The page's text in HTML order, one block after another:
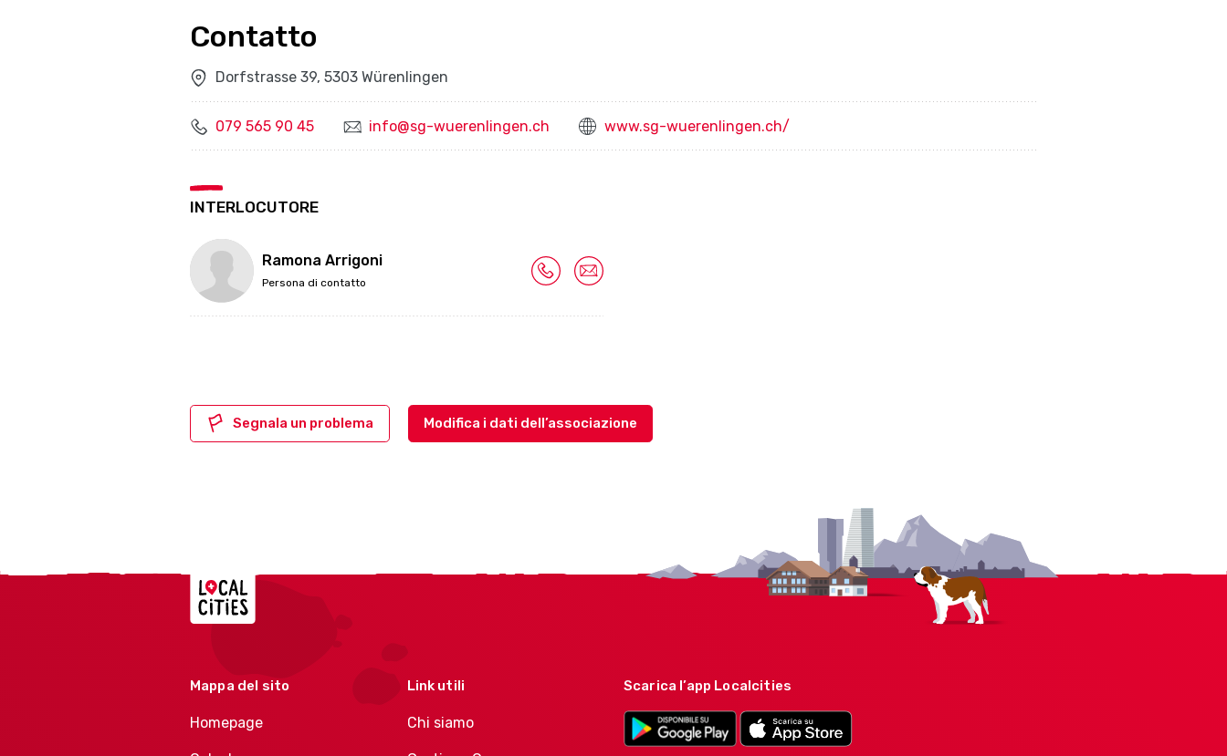
Contatto
Dorfstrasse 39, 5303 Würenlingen
079 565 90 45 info@sg-wuerenlingen.ch www.sg-wuerenlingen.ch/
INTERLOCUTORE
Ramona Arrigoni
Persona di contatto
Segnala un problema Modifica i dati dell’associazione
Localcities
Mappa del sito
Homepage
Link utili
Chi siamo
Scarica l’app Localcities